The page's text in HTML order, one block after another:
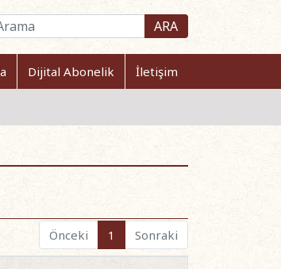
ARA
Dijital Abonelik İletişim
Önceki
1 Sonraki